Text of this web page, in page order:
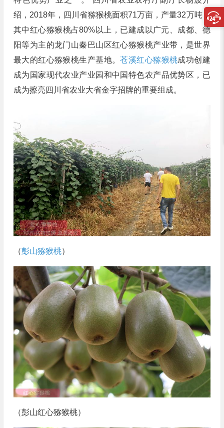
绍，2018年，四川省猕猴桃面积71万亩，产量32万吨，
其中红心猕猴桃占80%以上，已建成以广元、成都、德
阳等为主的龙门山秦巴山区红心猕猴桃产业带，是世界
最大的红心猕猴桃生产基地。苍溪红心猕猴桃成功创建
成为国家现代农业产业园和中国特色农产品优势区，已
成为擦亮四川省农业大省金字招牌的重要组成。
（彭山猕猴桃）
（彭山红心猕猴桃）